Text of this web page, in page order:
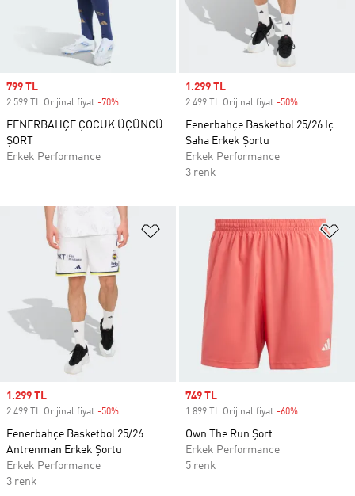
Sale price
799 TL
2.599 TL Orijinal fiyat -70%
FENERBAHÇE ÇOCUK ÜÇÜNCÜ
ŞORT
Erkek Performance
Sale price
1.299 TL
2.499 TL Orijinal fiyat -50%
Fenerbahçe Basketbol 25/26 Iç
Saha Erkek Şortu
Erkek Performance
3 renk
Favori Listesine Ekle
Sale price
1.299 TL
2.499 TL Orijinal fiyat -50%
Fenerbahçe Basketbol 25/26
Antrenman Erkek Şortu
Erkek Performance
3 renk
Sale price
749 TL
1.899 TL Orijinal fiyat -60%
Own The Run Şort
Erkek Performance
5 renk